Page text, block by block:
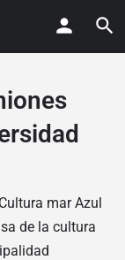
mar Azul
de la cultura